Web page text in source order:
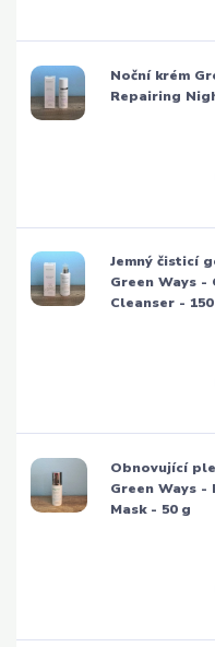
Noční krém
Repairing
Jemný čisticí
Green Ways -
Cleanser -
Obnovující
Green Ways -
Mask - 50 g